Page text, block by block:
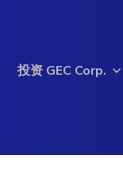
投资 GEC Corp.
请查阅